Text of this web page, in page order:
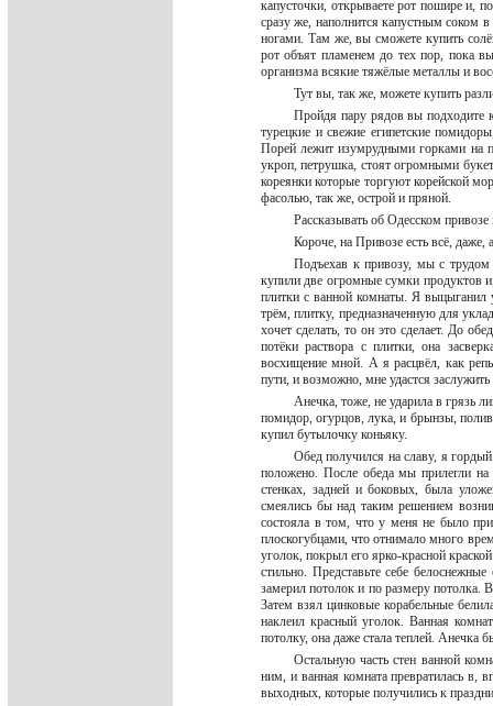
капусточки, открываете рот пошире и,
сразу же, наполнится капустным соком
ногами. Там же, вы сможете купить
рот объят пламенем до тех пор, пока
организма всякие тяжёлые металлы и
Тут вы, так же, можете купить
Пройдя пару рядов вы подходите
турецкие и свежие египетские
Порей лежит изумрудными горками на
укроп, петрушка, стоят огромными
кореянки которые торгуют корейской
фасолью, так же, острой и пряной.
Рассказывать об Одесском
Короче, на Привозе есть всё,
Подъехав к привозу, мы с
купили две огромные сумки продуктов
плитки с ванной комнаты. Я выцыганил
трём, плитку, предназначенную для
хочет сделать, то он это сделает. До
потёки раствора с плитки, она
восхищение мной. А я расцвёл, как
пути, и возможно, мне удастся
Анечка, тоже, не ударила в грязь
помидор, огурцов, лука, и брынзы,
купил бутылочку коньяку.
Обед получился на славу, я
положено. После обеда мы прилегли на
стенках, задней и боковых, была
смеялись бы над таким решением
состояла в том, что у меня не было
плоскогубцами, что отнимало много
уголок, покрыл его ярко-красной
стильно. Представьте себе
замерил потолок и по размеру потолка.
Затем взял цинковые корабельные
наклеил красный уголок. Ванная
потолку, она даже стала теплей. Анечка
Остальную часть стен ванной
ним, и ванная комната превратилась в,
выходных, которые получились к